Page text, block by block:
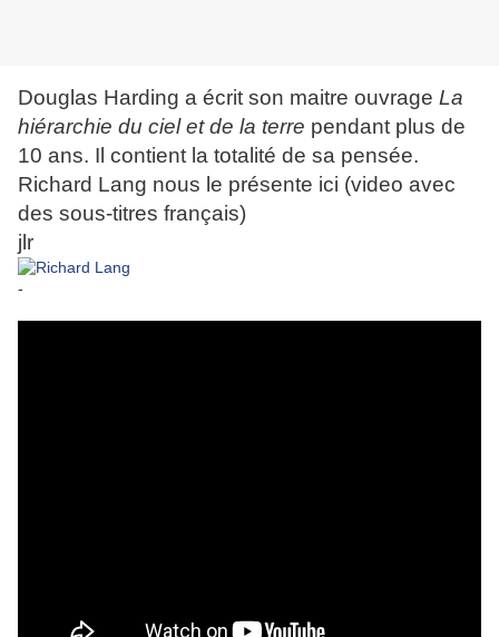
Douglas Harding a écrit son maitre ouvrage La
hiérarchie du ciel et de la terre pendant plus de
10 ans. Il contient la totalité de sa pensée.
Richard Lang nous le présente ici (video avec
des sous-titres français)
jlr
-